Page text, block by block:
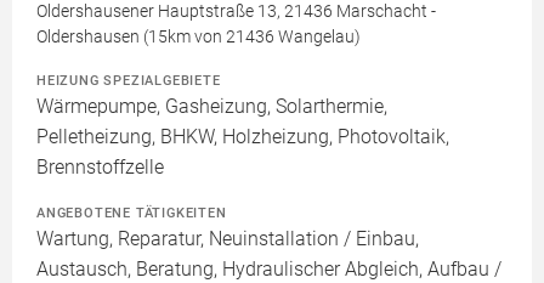
Oldershausener Hauptstraße 13, 21436 Marschacht -
Oldershausen (15km von 21436 Wangelau)
HEIZUNG SPEZIALGEBIETE
Wärmepumpe, Gasheizung, Solarthermie,
Pelletheizung, BHKW, Holzheizung, Photovoltaik,
Brennstoffzelle
ANGEBOTENE TÄTIGKEITEN
Wartung, Reparatur, Neuinstallation / Einbau,
Austausch, Beratung, Hydraulischer Abgleich, Aufbau /